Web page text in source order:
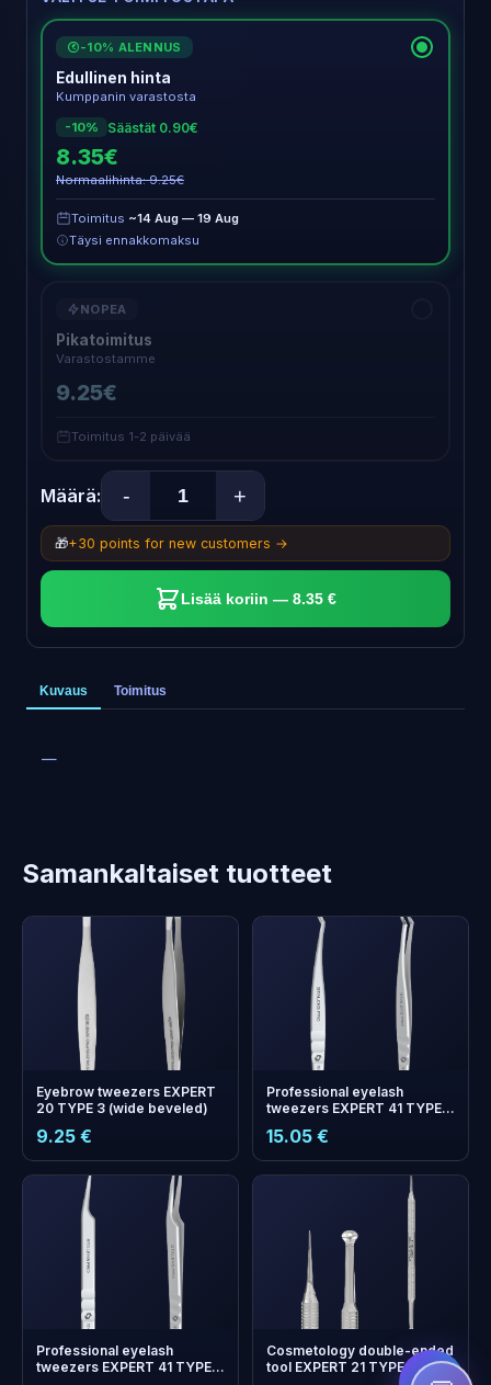
€ -10% ALENNUS
Edullinen hinta
Kumppanin varastosta
-10%
Säästät 0.90€
8.35€
Normaalihinta: 9.25€
Toimitus ~14 Aug — 19 Aug
Täysi ennakkomaksu
NOPEA
Pikatoimitus
Varastostamme
9.25€
Toimitus 1-2 päivää
Määrä: - +
🎁+30 points for new customers →
Lisää koriin — 8.35 €
Kuvaus Toimitus
—
Samankaltaiset tuotteet
Eyebrow tweezers EXPERT
20 TYPE 3 (wide beveled)
9.25 €
Professional eyelash
tweezers EXPERT 41 TYPE 9
15.05 €
Professional eyelash
tweezers EXPERT 41 TYPE 8
Cosmetology double-ended
tool EXPERT 21 TYPE 4 (Uno
+ bonus points
Collect and save on your